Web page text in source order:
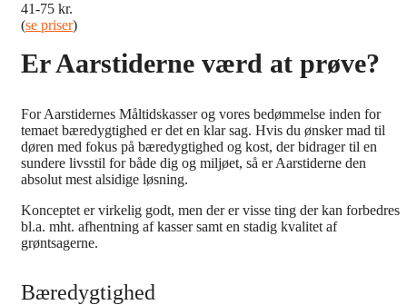
41-75 kr.
(se priser)
Er Aarstiderne værd at prøve?
For Aarstidernes Måltidskasser og vores bedømmelse inden for
temaet bæredygtighed er det en klar sag. Hvis du ønsker mad til
døren med fokus på bæredygtighed og kost, der bidrager til en
sundere livsstil for både dig og miljøet, så er Aarstiderne den
absolut mest alsidige løsning.
Konceptet er virkelig godt, men der er visse ting der kan forbedres
bl.a. mht. afhentning af kasser samt en stadig kvalitet af
grøntsagerne.
Bæredygtighed